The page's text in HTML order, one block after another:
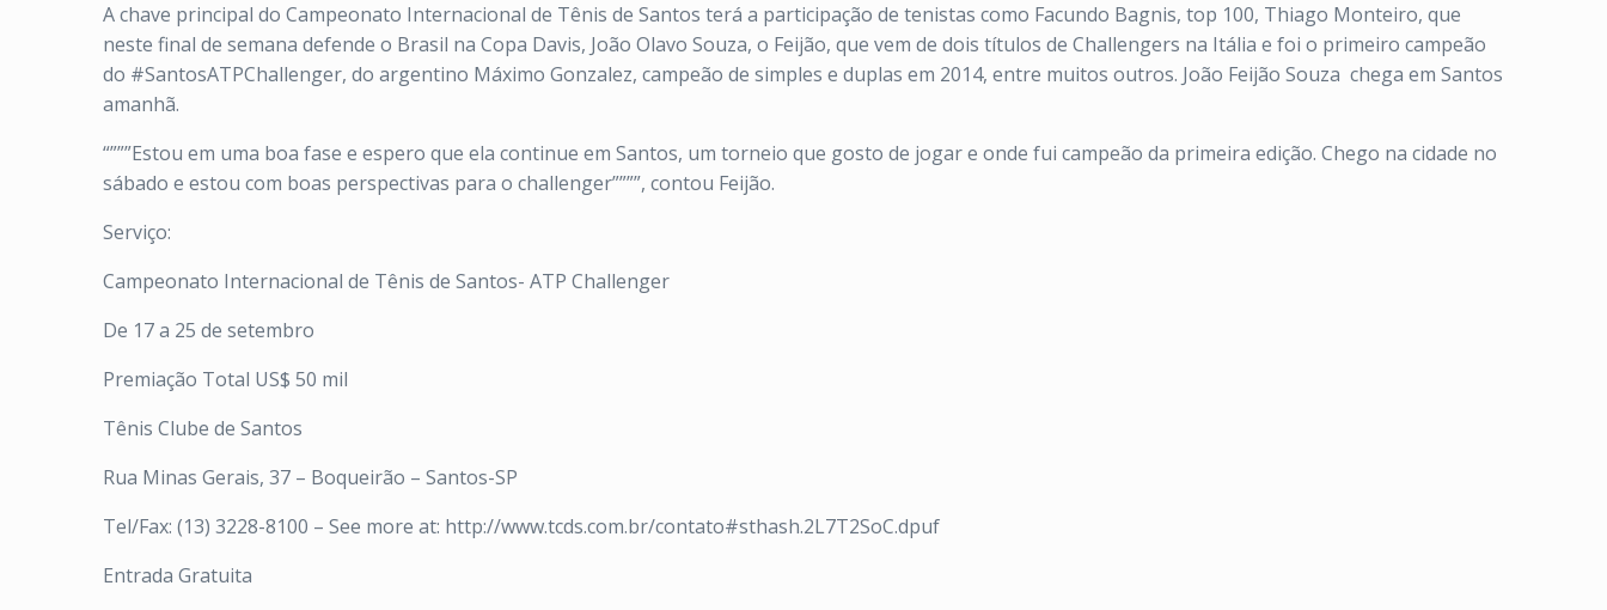
A chave principal do Campeonato Internacional de Tênis de Santos terá a participação de tenistas como Facundo Bagnis, top 100, Thiago Monteiro, que
neste final de semana defende o Brasil na Copa Davis, João Olavo Souza, o Feijão, que vem de dois títulos de Challengers na Itália e foi o primeiro campeão
do #SantosATPChallenger, do argentino Máximo Gonzalez, campeão de simples e duplas em 2014, entre muitos outros. João Feijão Souza chega em Santos
amanhã.
“”””Estou em uma boa fase e espero que ela continue em Santos, um torneio que gosto de jogar e onde fui campeão da primeira edição. Chego na cidade no
sábado e estou com boas perspectivas para o challenger””””, contou Feijão.
Serviço:
Campeonato Internacional de Tênis de Santos- ATP Challenger
De 17 a 25 de setembro
Premiação Total US$ 50 mil
Tênis Clube de Santos
Rua Minas Gerais, 37 – Boqueirão – Santos-SP
Tel/Fax: (13) 3228-8100 – See more at: http://www.tcds.com.br/contato#sthash.2L7T2SoC.dpuf
Entrada Gratuita